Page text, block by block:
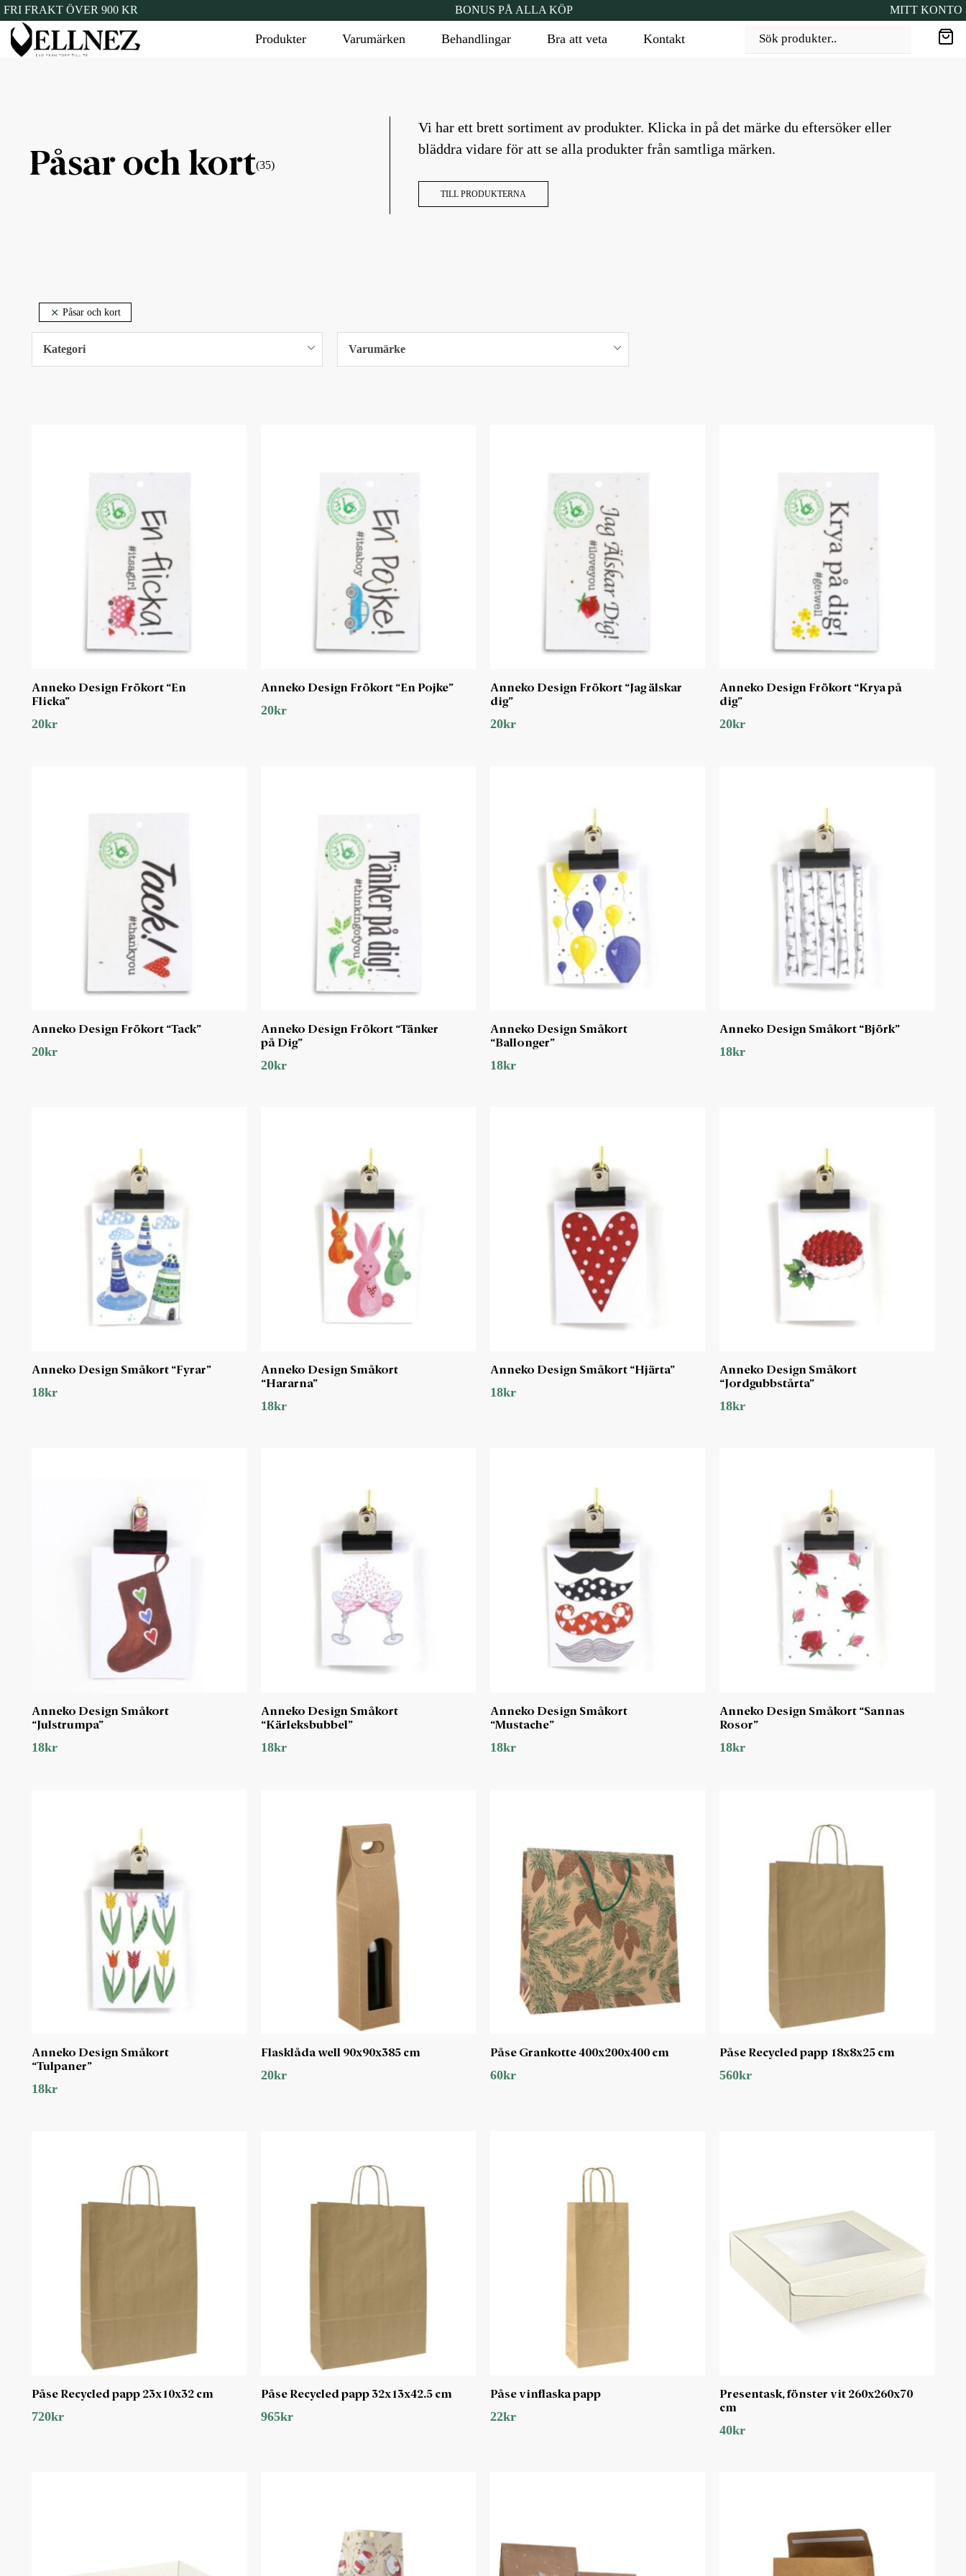
FRI FRAKT ÖVER 900 KR BONUS PÅ ALLA KÖP MITT KONTO
Produkter Varumärken Behandlingar Bra att veta Kontakt Sök produkter..
Påsar och kort(35)
Vi har ett brett sortiment av produkter. Klicka in på det märke du eftersöker eller
bläddra vidare för att se alla produkter från samtliga märken.
TILL PRODUKTERNA
Påsar och kort
Kategori Varumärke
Anneko Design Frökort “En
Flicka”
20kr
Anneko Design Frökort “En Pojke”
20kr
Anneko Design Frökort “Jag älskar
dig”
20kr
Anneko Design Frökort “Krya på
dig”
20kr
Anneko Design Frökort “Tack”
20kr
Anneko Design Frökort “Tänker
på Dig”
20kr
Anneko Design Småkort
“Ballonger”
18kr
Anneko Design Småkort “Björk”
18kr
Anneko Design Småkort “Fyrar”
18kr
Anneko Design Småkort
“Hararna”
18kr
Anneko Design Småkort “Hjärta”
18kr
Anneko Design Småkort
“Jordgubbstårta”
18kr
Anneko Design Småkort
“Julstrumpa”
18kr
Anneko Design Småkort
“Kärleksbubbel”
18kr
Anneko Design Småkort
“Mustache”
18kr
Anneko Design Småkort “Sannas
Rosor”
18kr
Anneko Design Småkort
“Tulpaner”
18kr
Flasklåda well 90x90x385 cm
20kr
Påse Grankotte 400x200x400 cm
60kr
Påse Recycled papp 18x8x25 cm
560kr
Påse Recycled papp 23x10x32 cm
720kr
Påse Recycled papp 32x13x42.5 cm
965kr
Påse vinflaska papp
22kr
Presentask, fönster vit 260x260x70
cm
40kr